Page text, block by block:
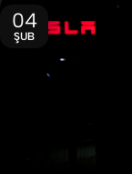
04
ŞUB